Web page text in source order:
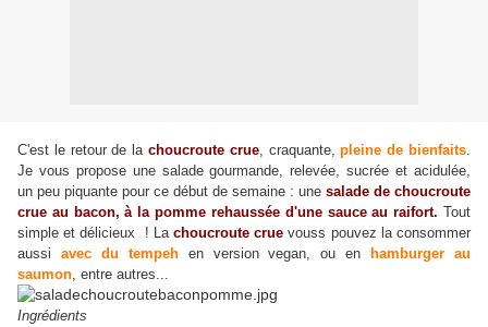
C'est le retour de la choucroute crue, craquante,pleine de bienfaits.
Je vous propose une salade gourmande, relevée, sucrée et acidulée,
un peu piquante pour ce début de semaine : une salade de choucroute
crue au bacon, à la pomme rehaussée d'une sauce au raifort. Tout
simple et délicieux ! Lachoucroute crue vouss pouvez la consommer
aussi avec du tempehen version vegan, ou en
hamburger au
saumon, entre autres...
Ingrédients